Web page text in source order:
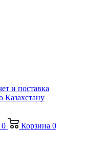
0 Корзина 0